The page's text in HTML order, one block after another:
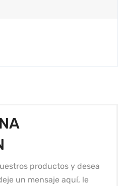
productos y desea
un mensaje aquí, le